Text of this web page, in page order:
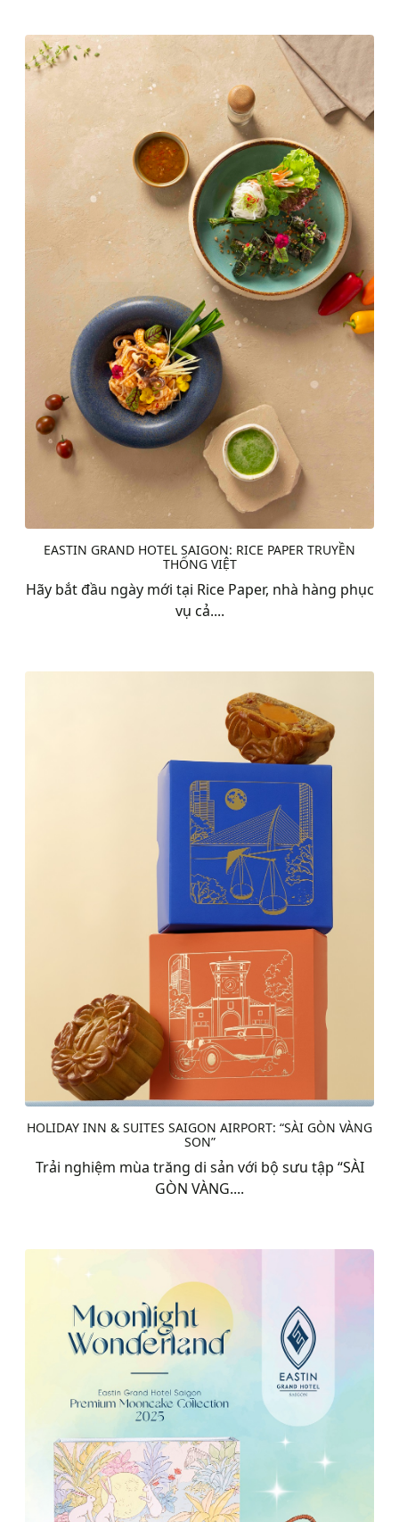
EASTIN GRAND HOTEL SAIGON: RICE PAPER TRUYỀN
THỐNG VIỆT
Hãy bắt đầu ngày mới tại Rice Paper, nhà hàng phục
vụ cả....
HOLIDAY INN & SUITES SAIGON AIRPORT: “SÀI GÒN VÀNG
SON”
Trải nghiệm mùa trăng di sản với bộ sưu tập “SÀI
GÒN VÀNG....